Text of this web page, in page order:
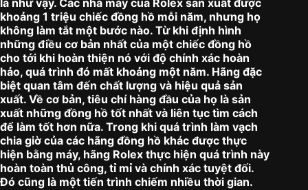
là như vậy. Các nhà máy của Rolex sản xuất được
khoảng 1 triệu chiếc đồng hồ mỗi năm, nhưng họ
không làm tắt một bước nào. Từ khi định hình
những điều cơ bản nhất của một chiếc đồng hồ
cho tới khi hoàn thiện nó với độ chính xác hoàn
hảo, quá trình đó mất khoảng một năm. Hãng đặc
biệt quan tâm đến chất lượng và hiệu quả sản
xuất. Về cơ bản, tiêu chí hàng đầu của họ là sản
xuất những đồng hồ tốt nhất và liên tục tìm cách
để làm tốt hơn nữa. Trong khi quá trình làm vạch
chia giờ của các hãng đồng hồ khác được thực
hiện bằng máy, hãng Rolex thực hiện quá trình này
hoàn toàn thủ công, tỉ mỉ và chính xác tuyệt đối.
Đó cũng là một tiến trình chiếm nhiều thời gian.